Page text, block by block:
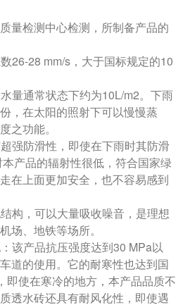
量检测中心检测，所制备产品的
26-28 mm/s，大于国标规定的10
量通常状态下约为10L/m2。下雨
，在太阳的照射下可以慢慢蒸
之功能。
强防滑性，即使在下雨时其防滑
产品的辐射性很低，符合国家绿
在上面更加安全，也不容易感到
构，可以大量吸收噪音，是理想
场、地铁等场所。
该产品抗压强度达到30 MPa以
道的使用。它的耐寒性也达到国
使在寒冷的地方，本产品品质不
透水砖还具有耐风化性，即使遇